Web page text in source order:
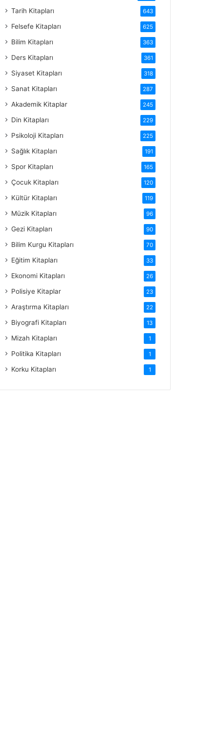
Tarih Kitapları 643
Felsefe Kitapları 625
Bilim Kitapları 363
Ders Kitapları 361
Siyaset Kitapları 318
Sanat Kitapları 287
Akademik Kitaplar 245
Din Kitapları 229
Psikoloji Kitapları 225
Sağlık Kitapları 191
Spor Kitapları 165
Çocuk Kitapları 120
Kültür Kitapları 119
Müzik Kitapları 96
Gezi Kitapları 90
Bilim Kurgu Kitapları 70
Eğitim Kitapları 33
Ekonomi Kitapları 26
Polisiye Kitaplar 23
Araştırma Kitapları 22
Biyografi Kitapları 13
Mizah Kitapları 1
Politika Kitapları 1
Korku Kitapları 1